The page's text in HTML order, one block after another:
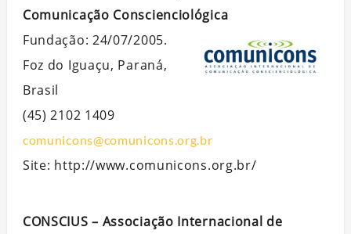
Comunicação Conscienciológica
Fundação: 24/07/2005.
Foz do Iguaçu, Paraná,
Brasil
(45) 2102 1409
comunicons@comunicons.org.br
Site: http://www.comunicons.org.br/
CONSCIUS – Associação Internacional de